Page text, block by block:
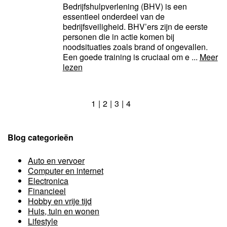
Bedrijfshulpverlening (BHV) is een
essentieel onderdeel van de
bedrijfsveiligheid. BHV’ers zijn de eerste
personen die in actie komen bij
noodsituaties zoals brand of ongevallen.
Een goede training is cruciaal om e ... Meer
lezen
1 2 3 4
Blog categorieën
Auto en vervoer
Computer en internet
Electronica
Financieel
Hobby en vrije tijd
Huis, tuin en wonen
Lifestyle